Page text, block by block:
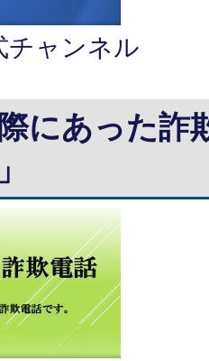
チャンネル
にあった詐